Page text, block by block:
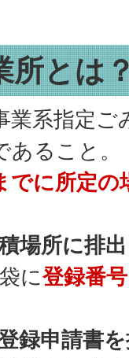
所とは
業系指定ご
あること。
でに所定の
場所に排
に登録番号
録申請書